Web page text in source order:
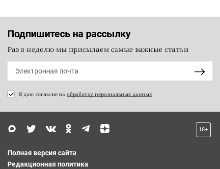
Подпишитесь на рассылку
Раз в неделю мы присылаем самые важные статьи
Я даю согласие на обработку персональных данных
18+
Полная версия сайта
Редакционная политика